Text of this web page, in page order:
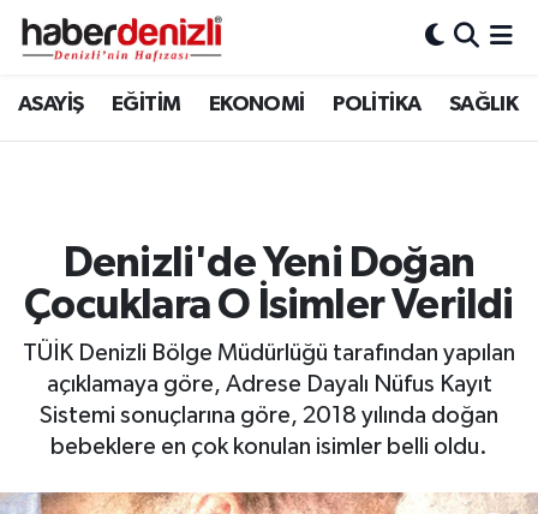
ASAYİŞ EĞİTİM EKONOMİ POLİTİKA SAĞLIK
Denizli'de Yeni Doğan
Çocuklara O İsimler Verildi
TÜİK Denizli Bölge Müdürlüğü tarafından yapılan
açıklamaya göre, Adrese Dayalı Nüfus Kayıt
Sistemi sonuçlarına göre, 2018 yılında doğan
bebeklere en çok konulan isimler belli oldu.
Denizli Nöbetçi Eczaneler
Puan Durumu ve Fikstür
Son Dakika Haberleri
Haber Arşivi